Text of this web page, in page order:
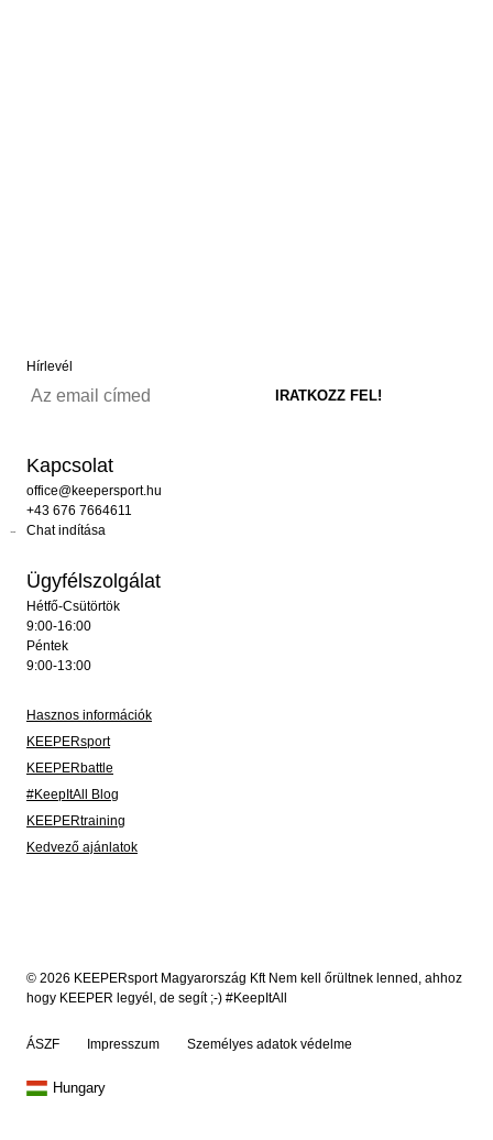
Hírlevél
Kapcsolat
office@keepersport.hu
+43 676 7664611
Chat indítása
Ügyfélszolgálat
Hétfő-Csütörtök
9:00-16:00
Péntek
9:00-13:00
Hasznos információk
KEEPERsport
KEEPERbattle
#KeepItAll Blog
KEEPERtraining
Kedvező ajánlatok
© 2026 KEEPERsport Magyarország Kft Nem kell őrültnek lenned, ahhoz
hogy KEEPER legyél, de segít ;-) #KeepItAll
ÁSZF Impresszum Személyes adatok védelme
Hungary